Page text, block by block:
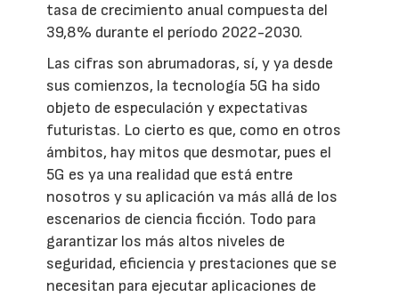
tasa de crecimiento anual compuesta del
39,8% durante el período 2022-2030.
Las cifras son abrumadoras, sí, y ya desde
sus comienzos, la tecnología 5G ha sido
objeto de especulación y expectativas
futuristas. Lo cierto es que, como en otros
ámbitos, hay mitos que desmotar, pues el
5G es ya una realidad que está entre
nosotros y su aplicación va más allá de los
escenarios de ciencia ficción. Todo para
garantizar los más altos niveles de
seguridad, eficiencia y prestaciones que se
necesitan para ejecutar aplicaciones de